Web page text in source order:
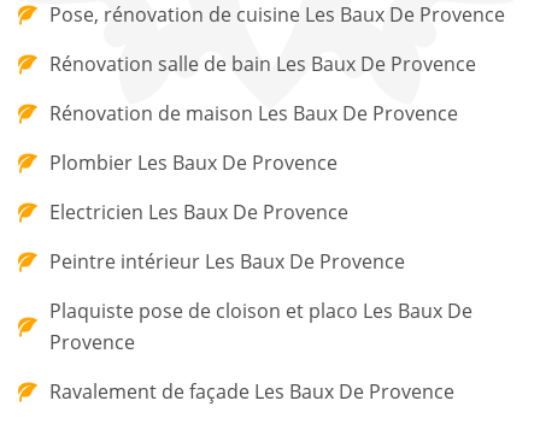
Pose, rénovation de cuisine Les Baux De Provence
Rénovation salle de bain Les Baux De Provence
Rénovation de maison Les Baux De Provence
Plombier Les Baux De Provence
Electricien Les Baux De Provence
Peintre intérieur Les Baux De Provence
Plaquiste pose de cloison et placo Les Baux De
Provence
Ravalement de façade Les Baux De Provence